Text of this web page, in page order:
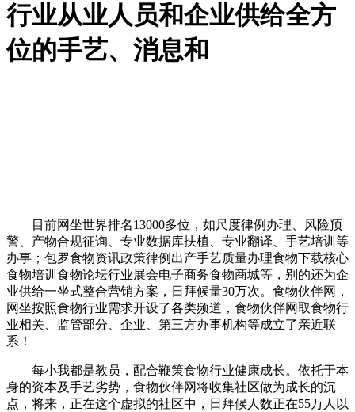
行业从业人员和企业供给全方
位的手艺、消息和
目前网坐世界排名13000多位，如尺度律例办理、风险预
警、产物合规征询、专业数据库扶植、专业翻译、手艺培训等
办事；包罗食物资讯政策律例出产手艺质量办理食物下载核心
食物培训食物论坛行业展会电子商务食物商城等，别的还为企
业供给一坐式整合营销方案，日拜候量30万次。食物伙伴网，
网坐按照食物行业需求开设了各类频道，食物伙伴网取食物行
业相关、监管部分、企业、第三方办事机构等成立了亲近联
系！
每小我都是教员，配合鞭策食物行业健康成长。依托于本
身的资本及手艺劣势，食物伙伴网将收集社区做为成长的沉
点，将来，正在这个虚拟的社区中，日拜候人数正在55万人以